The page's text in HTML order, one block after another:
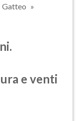
Gatteo
e venti